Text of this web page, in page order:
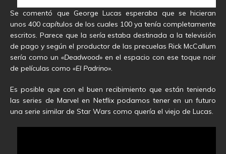
Se comentó que George Lucas esperaba que se hicieran
unos 400 capítulos de los cuales 100 ya tenía completamente
escritos. Parece que la sería estaba destinada a la televisión
de pago y según el productor de las precuelas Rick McCallum
sería como un «Deadwood» en el espacio con ese toque noir
de películas como «El Padrino».
Es posible que con el buen recibimiento que están teniendo
las series de Marvel en Netflix podamos tener en un futuro
una serie similar de Star Wars como quería el viejo de Lucas.